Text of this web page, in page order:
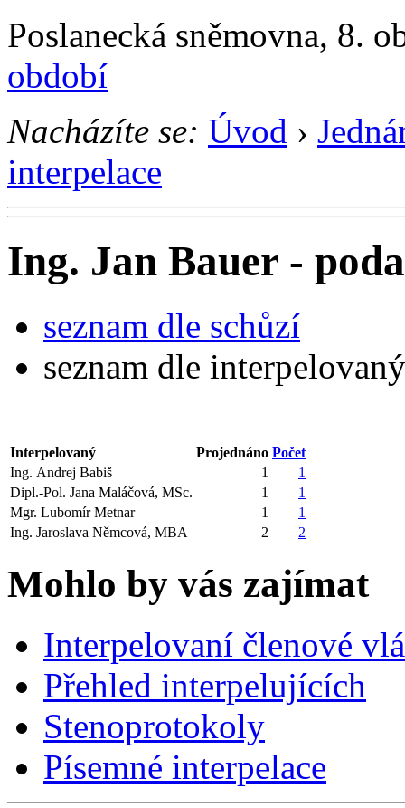
Poslanecká sněmovna, 8.
období
Nacházíte se: Úvod ›
interpelace
Ing. Jan Bauer -
seznam dle schůzí
seznam dle
Interpelovaný Projednáno Počet
Ing. Andrej Babiš
1
1
Dipl.-Pol. Jana Maláčová, MSc.
1
1
Mgr. Lubomír Metnar
1
1
Ing. Jaroslava Němcová, MBA
2 2
Mohlo by vás zajímat
Interpelovaní členové
Přehled interpelujících
Stenoprotokoly
Písemné interpelace